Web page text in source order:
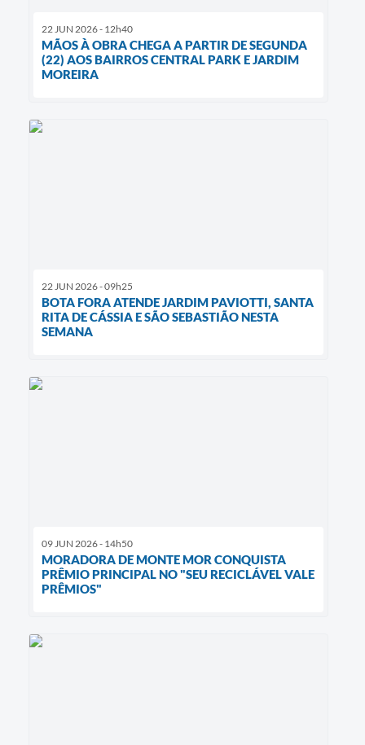
22 JUN 2026 - 12h40
MÃOS À OBRA CHEGA A PARTIR DE SEGUNDA
(22) AOS BAIRROS CENTRAL PARK E JARDIM
MOREIRA
22 JUN 2026 - 09h25
BOTA FORA ATENDE JARDIM PAVIOTTI, SANTA
RITA DE CÁSSIA E SÃO SEBASTIÃO NESTA
SEMANA
09 JUN 2026 - 14h50
MORADORA DE MONTE MOR CONQUISTA
PRÊMIO PRINCIPAL NO "SEU RECICLÁVEL VALE
PRÊMIOS"